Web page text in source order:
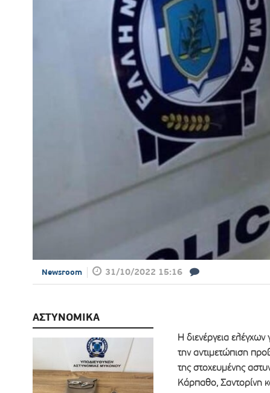
Newsroom 31/10/2022 15:16
ΑΣΤΥΝΟΜΙΚΑ
Η διενέργεια
την αντιμετώπιση
της στοχευμένης
Κάρπαθο, Σαντορίνη